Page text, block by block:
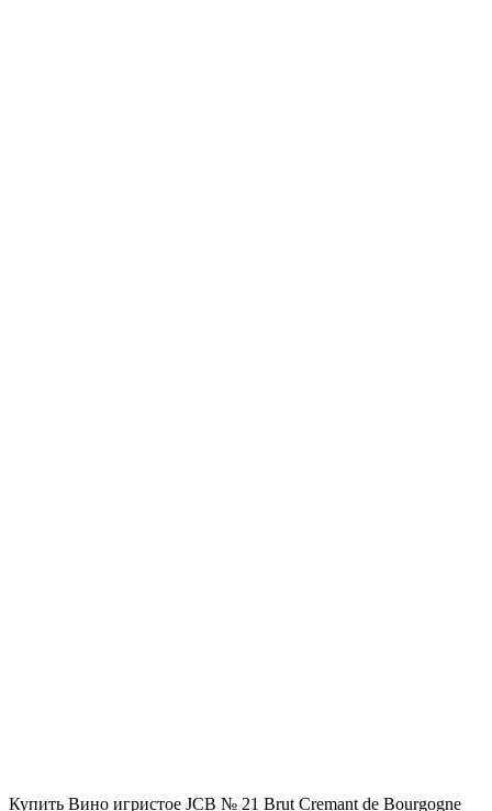
Купить Вино игристое JCB № 21 Brut Cremant de Bourgogne